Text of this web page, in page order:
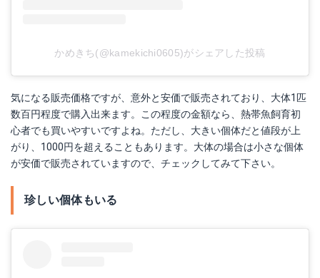
かめきち(@kamekichi0605)がシェアした投稿
気になる販売価格ですが、意外と安価で販売されており、大体1匹
数百円程度で購入出来ます。この程度の金額なら、熱帯魚飼育初
心者でも買いやすいですよね。ただし、大きい個体だと値段が上
がり、1000円を超えることもあります。大体の場合は小さな個体
が安価で販売されていますので、チェックしてみて下さい。
珍しい個体もいる